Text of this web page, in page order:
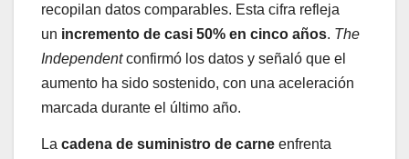
recopilan datos comparables. Esta cifra refleja
un incremento de casi 50% en cinco años. The
Independentconfirmó los datos y señaló que el
aumento ha sido sostenido, con una aceleración
marcada durante el último año.
La cadena de suministro de carne enfrenta